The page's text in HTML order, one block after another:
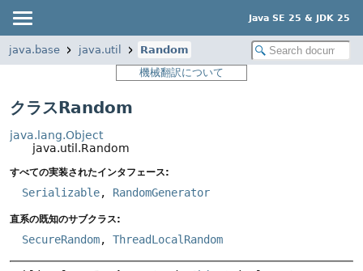
Java SE 25 & JDK 25
java.base java.util
Random
機械翻訳について
クラスRandom
java.lang.Object
java.util.Random
すべての実装されたインタフェース:
Serializable, RandomGenerator
直系の既知のサブクラス:
SecureRandom, ThreadLocalRandom